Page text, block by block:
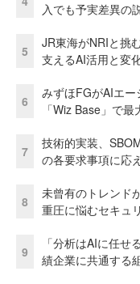
入でも予実差異
5
JR東海がNRIと挑
支えるAI活用と変
6
みずほFGがAIエ
「Wiz Base」で
7
技術的実装、
の各要求事項に応
8
未曾有のトレンド
重圧に悩むセキュ
9
「分析はAIに任
績企業に共通する